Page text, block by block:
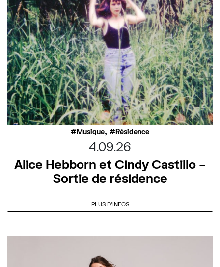
Musique, Résidence
4.09.26
Alice Hebborn et Cindy Castillo –
Sortie de résidence
PLUS D'INFOS